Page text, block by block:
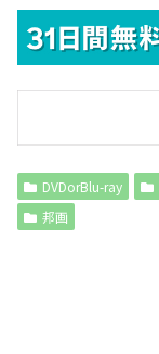
DVDorBlu-ray
邦画